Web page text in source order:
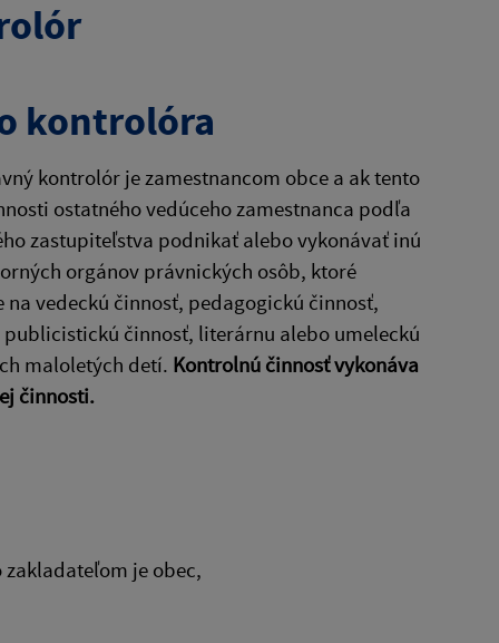
kontrolóra
kontrolór je zamestnancom obce a ak tento
ostatného vedúceho zamestnanca podľa
zastupiteľstva podnikať alebo vykonávať inú
orgánov právnických osôb, ktoré
vedeckú činnosť, pedagogickú činnosť,
činnosť, literárnu alebo umeleckú
maloletých detí. Kontrolnú činnosť vykonáva
činnosti.
je obec,